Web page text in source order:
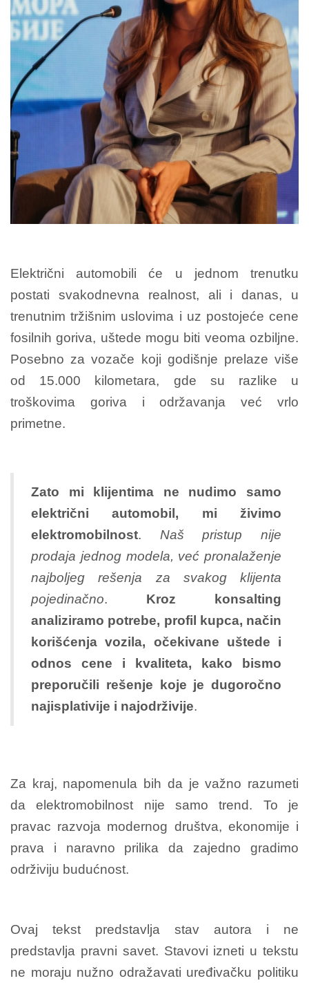
Električni automobili će u jednom trenutku
postati svakodnevna realnost, ali i danas, u
trenutnim tržišnim uslovima i uz postojeće cene
fosilnih goriva, uštede mogu biti veoma ozbiljne.
Posebno za vozače koji godišnje prelaze više
od 15.000 kilometara, gde su razlike u
troškovima goriva i održavanja već vrlo
primetne.
Zato mi klijentima ne nudimo samo
električni automobil, mi živimo
elektromobilnost. Naš pristup nije
prodaja jednog modela, već pronalaženje
najboljeg rešenja za svakog klijenta
pojedinačno. Kroz konsalting
analiziramo potrebe, profil kupca, način
korišćenja vozila, očekivane uštede i
odnos cene i kvaliteta, kako bismo
preporučili rešenje koje je dugoročno
najisplativije i najodrživije.
Za kraj, napomenula bih da je važno razumeti
da elektromobilnost nije samo trend. To je
pravac razvoja modernog društva, ekonomije i
prava i naravno prilika da zajedno gradimo
održiviju budućnost.
Ovaj tekst predstavlja stav autora i ne
predstavlja pravni savet. Stavovi izneti u tekstu
ne moraju nužno odražavati uređivačku politiku